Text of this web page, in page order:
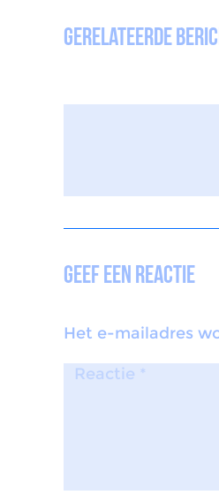
Gerelateerde
Geef een reactie
Het e-mailadres